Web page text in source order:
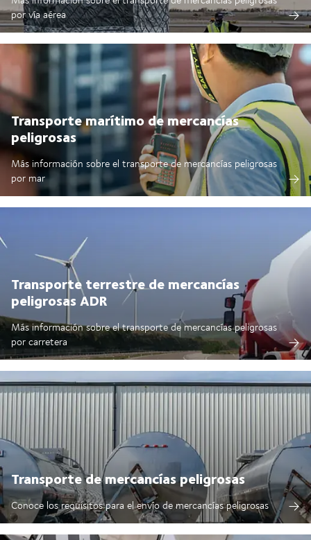
por vía aérea
Transporte marítimo de mercancías
peligrosas
Más información sobre el transporte de mercancías peligrosas
por mar
Transporte terrestre de mercancías
peligrosas ADR
Más información sobre el transporte de mercancías peligrosas
por carretera
Transporte de mercancías peligrosas
Conoce los requisitos para el envío de mercancías peligrosas